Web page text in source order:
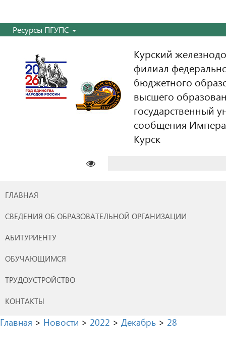
Ресурсы ПГУПС
Курский
филиал
бюджетного
высшего
государственный
сообщения
Курск
ГЛАВНАЯ
СВЕДЕНИЯ ОБ ОБРАЗОВАТЕЛЬНОЙ ОРГАНИЗАЦИИ
АБИТУРИЕНТУ
ОБУЧАЮЩИМСЯ
ТРУДОУСТРОЙСТВО
КОНТАКТЫ
Главная > Новости > 2022 > Декабрь > 28